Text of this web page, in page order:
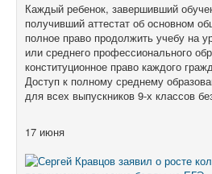
Каждый ребенок, завершивший
получивший аттестат об основном
полное право продолжить учебу на
или среднего профессионального
конституционное право каждого
Доступ к полному среднему
для всех выпускников 9-х классов
17 июня